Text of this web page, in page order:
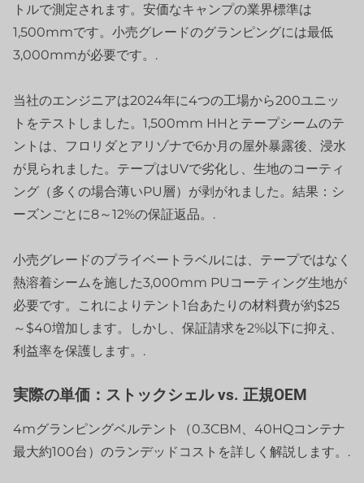
トルで測定されます。安価なキャンプの業界標準は
1,500mmです。小売グレードのグランピングには最低
3,000mmが必要です。.
当社のエンジニアは2024年に4つの工場から200ユニッ
トをテストしました。1,500mm HHとテープシームのテ
ントは、フロリダとアリゾナで6か月の屋外暴露後、浸水
が見られました。テープはUVで劣化し、生地のコーティ
ング（多くの場合薄いPU層）が剥がれました。結果：シ
ーズンごとに8～12%の保証返品。.
小売グレードのプライベートラベルには、テープではなく
熱溶着シームを施した3,000mm PUコーティング生地が
必要です。これによりテント1台あたりの材料費が約$25
～$40増加します。しかし、保証請求を2%以下に抑え、
利益率を保護します。.
実際の単価：ストックシェル vs. 正規OEM
4mグランピングベルテント（0.3CBM、40HQコンテナ
最大約100台）のランデッドコストを詳しく解説します。.